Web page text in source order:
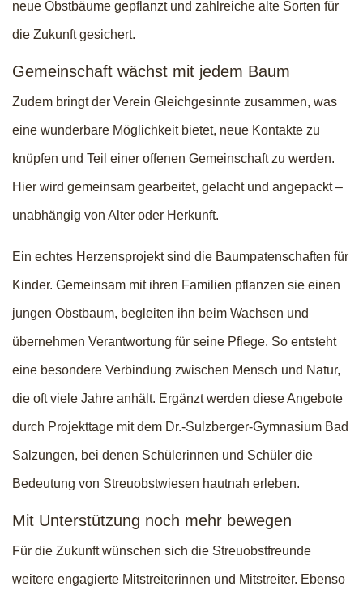
neue Obstbäume gepflanzt und zahlreiche alte Sorten für
die Zukunft gesichert.
Gemeinschaft wächst mit jedem Baum
Zudem bringt der Verein Gleichgesinnte zusammen, was
eine wunderbare Möglichkeit bietet, neue Kontakte zu
knüpfen und Teil einer offenen Gemeinschaft zu werden.
Hier wird gemeinsam gearbeitet, gelacht und angepackt –
unabhängig von Alter oder Herkunft.
Ein echtes Herzensprojekt sind die Baumpatenschaften für
Kinder. Gemeinsam mit ihren Familien pflanzen sie einen
jungen Obstbaum, begleiten ihn beim Wachsen und
übernehmen Verantwortung für seine Pflege. So entsteht
eine besondere Verbindung zwischen Mensch und Natur,
die oft viele Jahre anhält. Ergänzt werden diese Angebote
durch Projekttage mit dem Dr.-Sulzberger-Gymnasium Bad
Salzungen, bei denen Schülerinnen und Schüler die
Bedeutung von Streuobstwiesen hautnah erleben.
Mit Unterstützung noch mehr bewegen
Für die Zukunft wünschen sich die Streuobstfreunde
weitere engagierte Mitstreiterinnen und Mitstreiter. Ebenso